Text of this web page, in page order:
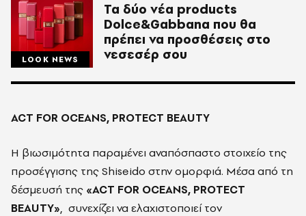
LOOK NEWS
Τα δύο νέα products
Dolce&Gabbana που θα
πρέπει να προσθέσεις στο
νεσεσέρ σου
ACT FOR OCEANS, PROTECT BEAUTY
Η βιωσιμότητα παραμένει αναπόσπαστο στοιχείο της
προσέγγισης της Shiseido στην ομορφιά. Μέσα από τη
δέσμευσή της «ACT FOR OCEANS, PROTECT
BEAUTY», συνεχίζει να ελαχιστοποιεί τον